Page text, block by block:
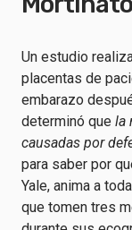
Un estudio
placentas de
embarazo
determinó que la
causadas por
para saber por
Yale, anima a
que tomen tres